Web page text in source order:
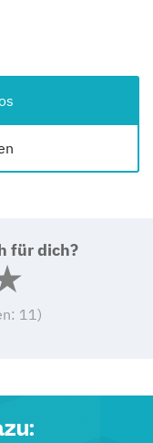
für dich?
11 )